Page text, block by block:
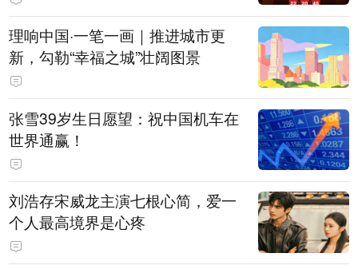
理响中国·一笔一画｜推进城市更
新，勾勒“幸福之城”壮阔图景
张雪39岁生日愿望：祝中国机车在
世界通赢！
刘浩存宋威龙主演七根心简，爱一
个人最高境界是心疼